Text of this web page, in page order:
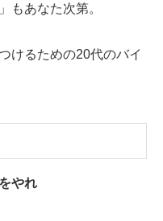
もあなた次第。
けるための20代のバイ
やれ